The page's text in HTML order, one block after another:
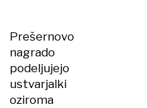
Prešernovo
nagrado
podeljujejo
ustvarjalki
oziroma